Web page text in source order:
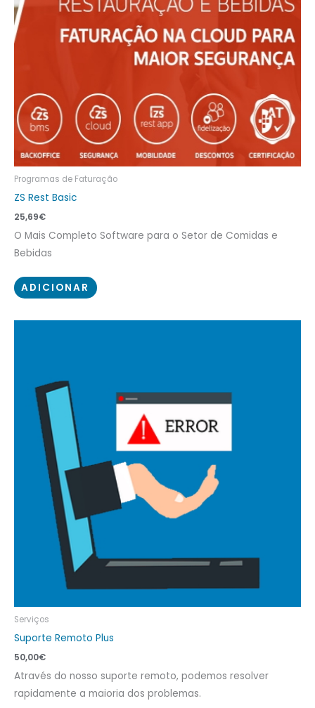
Programas de Faturação
ZS Rest Basic
25,69€
O Mais Completo Software para o Setor de Comidas e
Bebidas
ADICIONAR
Serviços
Suporte Remoto Plus
50,00€
Através do nosso suporte remoto, podemos resolver
rapidamente a maioria dos problemas.